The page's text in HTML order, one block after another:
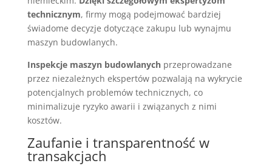
technicznym, firmy mogą podejmować bardziej
świadome decyzje dotyczące zakupu lub wynajmu
maszyn budowlanych.
Inspekcje maszyn budowlanychprzeprowadzane
przez niezależnych ekspertów pozwalają na wykrycie
potencjalnych problemów technicznych, co
minimalizuje ryzyko awarii i związanych z nimi
kosztów.
Zaufanie i transparentność w
transakcjach